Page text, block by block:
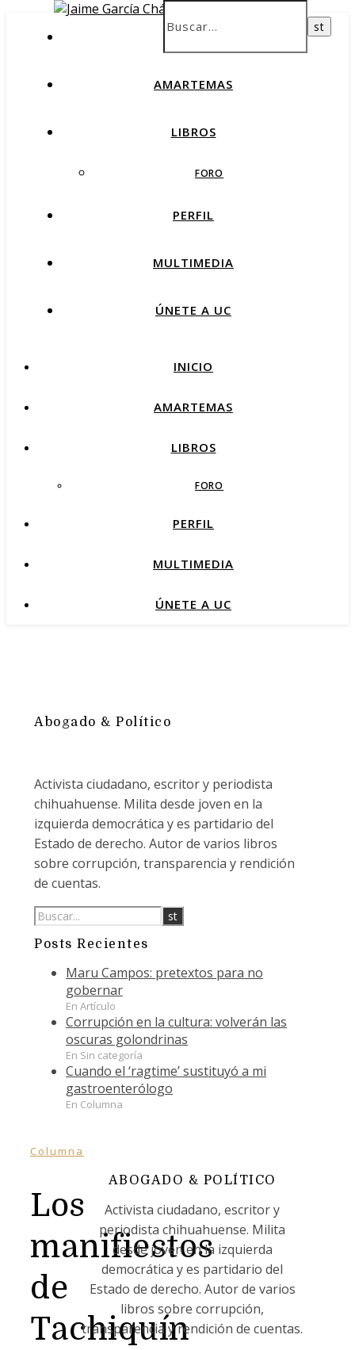
AMARTEMAS
LIBROS
FORO
PERFIL
MULTIMEDIA
ÚNETE A UC
INICIO
AMARTEMAS
LIBROS
FORO
PERFIL
MULTIMEDIA
ÚNETE A UC
Abogado & Político
Activista ciudadano, escritor y periodista
chihuahuense. Milita desde joven en la
izquierda democrática y es partidario del
Estado de derecho. Autor de varios libros
sobre corrupción, transparencia y rendición
de cuentas.
Posts Recientes
Maru Campos: pretextos para no
gobernar
En Artículo
Corrupción en la cultura: volverán las
oscuras golondrinas
En Sin categoría
Cuando el ‘ragtime’ sustituyó a mi
gastroenterólogo
En Columna
Columna
Los
manifiestos
de
Tachiquín
ABOGADO & POLÍTICO
Activista ciudadano, escritor y
periodista chihuahuense. Milita
desde joven en la izquierda
democrática y es partidario del
Estado de derecho. Autor de varios
libros sobre corrupción,
transparencia y rendición de cuentas.